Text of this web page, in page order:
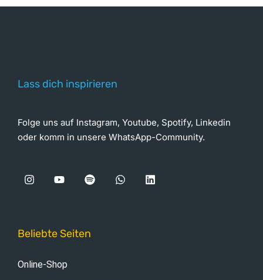
Lass dich inspirieren
Folge uns auf Instagram, Youtube, Spotify, Linkedin
oder komm in unsere WhatsApp-Community.
Beliebte Seiten
Online-Shop